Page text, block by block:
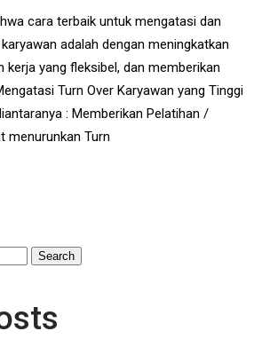
cara terbaik untuk mengatasi dan
adalah dengan meningkatkan
kerja yang fleksibel, dan memberikan
Turn Over Karyawan yang Tinggi
: Memberikan Pelatihan /
menurunkan Turn